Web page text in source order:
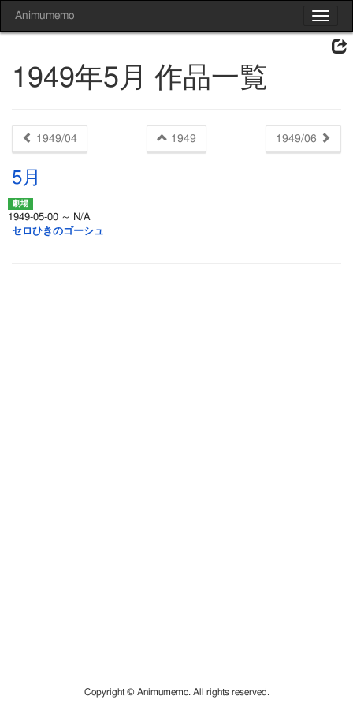
Toggle
Animumemo
1949年5月 作品一覧
1949/04 1949 1949/06
5月
1949-05-00 ～ N/A
セロひきのゴーシュ
Copyright © Animumemo. All rights reserved.